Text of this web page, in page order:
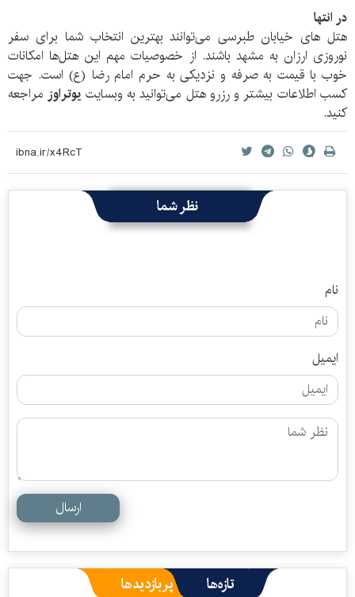
در انتها
هتل های خیابان طبرسی می‌توانند بهترین انتخاب شما برای سفر
نوروزی ارزان به مشهد باشند. از خصوصیات مهم این هتل‌ها امکانات
خوب با قیمت به صرفه و نزدیکی به حرم امام رضا (ع) است. جهت
کسب اطلاعات بیشتر و رزرو هتل می‌توانید به وبسایت یوتراوز مراجعه
کنید.
نظر شما
نام
ایمیل
ارسال
تازه‌ها پربازدیدها